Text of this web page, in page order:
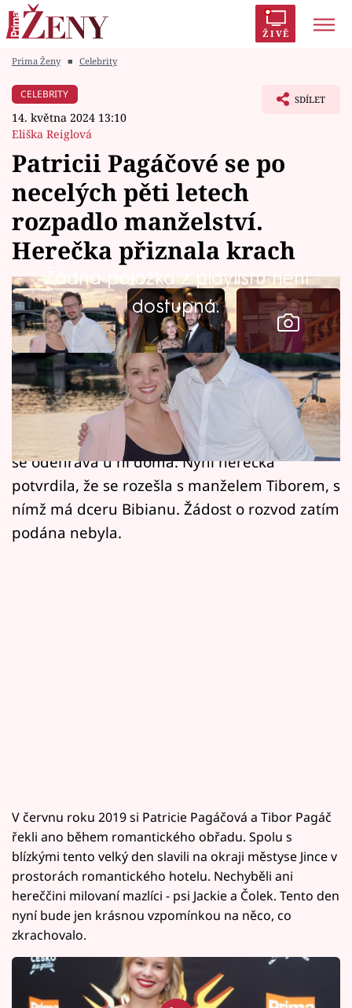
ŽIVĚ
Módní alarm
Témata
Celebrity
Vztahy
Seriály
Horoskopy
Sledujte prima+
Filmový festival Karlovy Vary
Pořady
Mámy sobě
Prima Ženy ■ Celebrity
CELEBRITY
14. května 2024 13:10
Eliška Reiglová
SDÍLET
Patricii Pagáčové se po
necelých pěti letech
rozpadlo manželství.
Herečka přiznala krach
Žádná položka z playlistu není
dostupná.
Zatímco se s úsměvem na tváři Patricie
Pagáčová (35) objevovala na obrazovkách a na
společenských akcích, nikdo neměl tušení, co
se odehrává u ní doma. Nyní herečka
potvrdila, že se rozešla s manželem Tiborem, s
nímž má dceru Bibianu. Žádost o rozvod zatím
podána nebyla.
V červnu roku 2019 si Patricie Pagáčová a Tibor Pagáč
řekli ano během romantického obřadu. Spolu s
blízkými tento velký den slavili na okraji městyse Jince v
prostorách romantického hotelu. Nechyběli ani
hereččini milovaní mazlíci - psi Jackie a Čolek. Tento den
nyní bude jen krásnou vzpomínkou na něco, co
zkrachovalo.